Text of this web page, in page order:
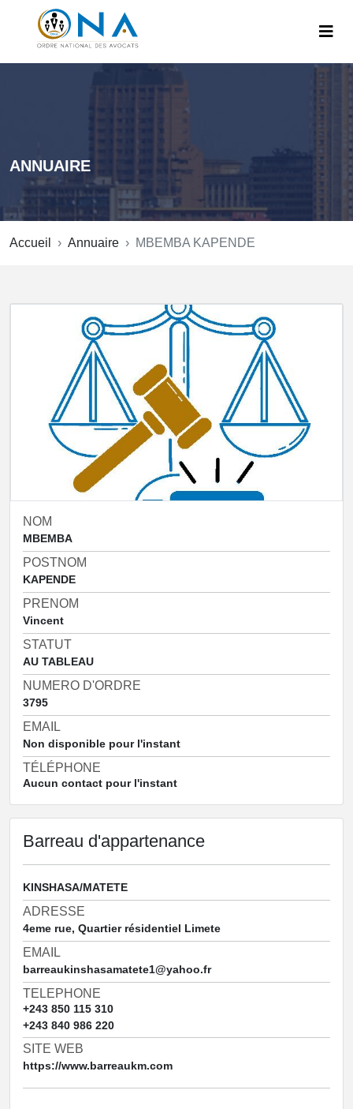
ANNUAIRE
Accueil Annuaire MBEMBA KAPENDE
NOM
MBEMBA
POSTNOM
KAPENDE
PRENOM
Vincent
STATUT
AU TABLEAU
NUMERO D'ORDRE
3795
EMAIL
Non disponible pour l'instant
TÉLÉPHONE
Aucun contact pour l'instant
Barreau d'appartenance
KINSHASA/MATETE
ADRESSE
4eme rue, Quartier résidentiel Limete
EMAIL
barreaukinshasamatete1@yahoo.fr
TELEPHONE
+243 850 115 310
+243 840 986 220
SITE WEB
https://www.barreaukm.com